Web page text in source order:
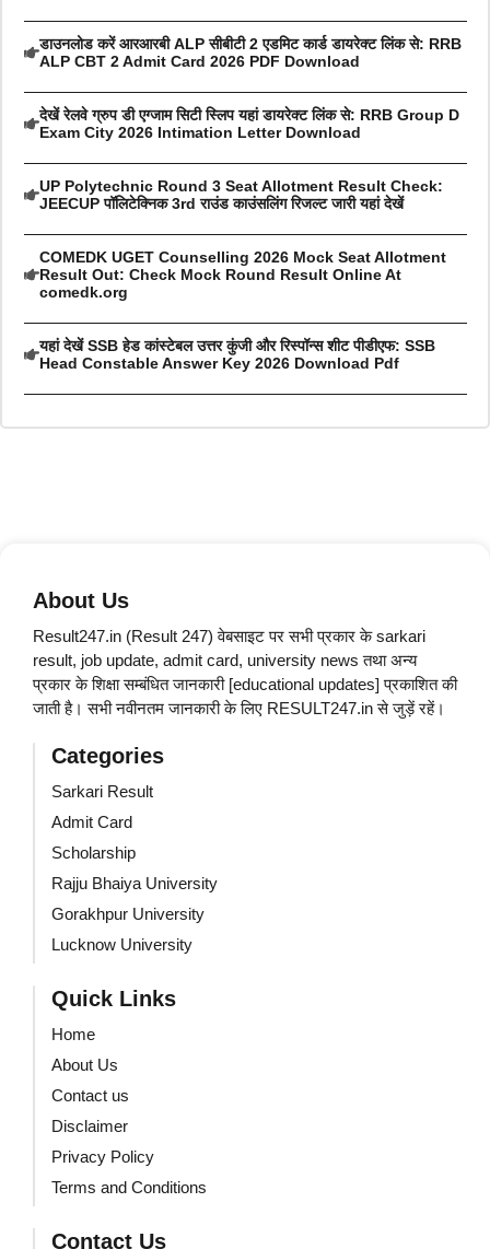
डाउनलोड करें आरआरबी ALP सीबीटी 2 एडमिट कार्ड डायरेक्ट लिंक से: RRB
ALP CBT 2 Admit Card 2026 PDF Download
देखें रेलवे ग्रुप डी एग्जाम सिटी स्लिप यहां डायरेक्ट लिंक से: RRB Group D
Exam City 2026 Intimation Letter Download
UP Polytechnic Round 3 Seat Allotment Result Check:
JEECUP पॉलिटेक्निक 3rd राउंड काउंसलिंग रिजल्ट जारी यहां देखें
COMEDK UGET Counselling 2026 Mock Seat Allotment
Result Out: Check Mock Round Result Online At
comedk.org
यहां देखें SSB हेड कांस्टेबल उत्तर कुंजी और रिस्पॉन्स शीट पीडीएफ: SSB
Head Constable Answer Key 2026 Download Pdf
About Us
Result247.in (Result 247) वेबसाइट पर सभी प्रकार के sarkari
result, job update, admit card, university news तथा अन्य
प्रकार के शिक्षा सम्बंधित जानकारी [educational updates] प्रकाशित की
जाती है। सभी नवीनतम जानकारी के लिए RESULT247.in से जुड़ें रहें।
Categories
Sarkari Result
Admit Card
Scholarship
Rajju Bhaiya University
Gorakhpur University
Lucknow University
Quick Links
Home
About Us
Contact us
Disclaimer
Privacy Policy
Terms and Conditions
Contact Us